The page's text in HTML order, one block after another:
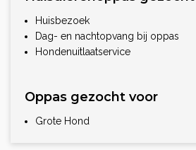
Huisbezoek
Dag- en nachtopvang bij oppas
Hondenuitlaatservice
Oppas gezocht voor
Grote Hond